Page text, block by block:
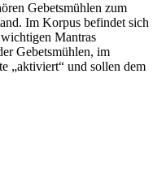
Gebetsmühlen zum
Im Korpus befindet sich
Mantras
Gebetsmühlen, im
„aktiviert“ und sollen dem